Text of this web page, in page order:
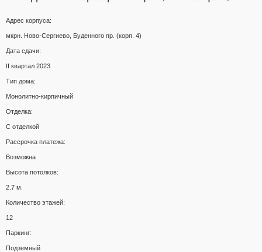
Адрес корпуса:
мкрн. Ново-Сергиево, Буденного пр. (корп. 4)
Дата сдачи:
II квартал 2023
Тип дома:
Монолитно-кирпичный
Отделка:
С отделкой
Рассрочка платежа:
Возможна
Высота потолков:
2.7 м.
Количество этажей:
12
Паркинг:
Подземный